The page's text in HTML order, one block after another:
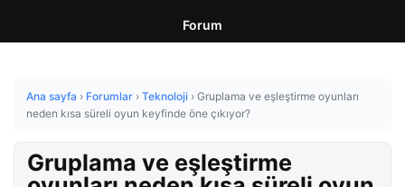
Forum
Ana sayfa › Forumlar › Teknoloji › Gruplama ve eşleştirme oyunları
neden kısa süreli oyun keyfinde öne çıkıyor?
Gruplama ve eşleştirme